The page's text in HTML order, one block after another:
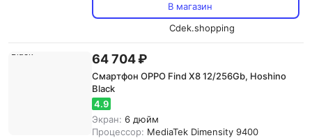
В магазин
Cdek.shopping
64 704 ₽
Смартфон OPPO Find X8 12/256Gb, Hoshino
Black
4.9
Экран: 6 дюйм
Процессор: MediaTek Dimensity 9400